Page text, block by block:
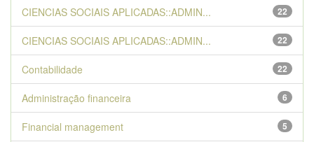
22
CIENCIAS SOCIAIS APLICADAS::ADMIN...
22
CIENCIAS SOCIAIS APLICADAS::ADMIN...
22
Contabilidade
6
Administração financeira
5
Financial management